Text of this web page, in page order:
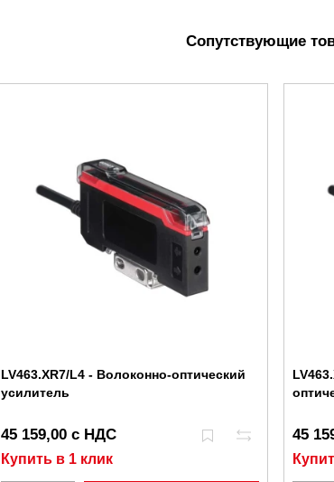
Сопутствующие
LV463.XR7/L4 - Волоконно-оптический
усилитель
45 159,00 с НДС
Купить в 1 клик
45